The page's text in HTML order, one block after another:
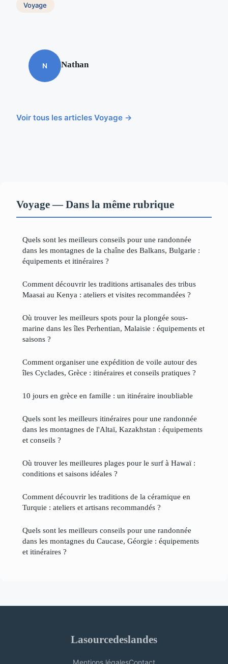
Voyage
N Nathan
Voir tous les articles Voyage →
Voyage — Dans la même rubrique
Quels sont les meilleurs conseils pour une randonnée
dans les montagnes de la chaîne des Balkans, Bulgarie :
équipements et itinéraires ?
Comment découvrir les traditions artisanales des tribus
Maasai au Kenya : ateliers et visites recommandées ?
Où trouver les meilleurs spots pour la plongée sous-
marine dans les îles Perhentian, Malaisie : équipements et
saisons ?
Comment organiser une expédition de voile autour des
îles Cyclades, Grèce : itinéraires et conseils pratiques ?
10 jours en grèce en famille : un itinéraire inoubliable
Quels sont les meilleurs itinéraires pour une randonnée
dans les montagnes de l'Altaï, Kazakhstan : équipements
et conseils ?
Où trouver les meilleures plages pour le surf à Hawaï :
conditions et saisons idéales ?
Comment découvrir les traditions de la céramique en
Turquie : ateliers et artisans recommandés ?
Quels sont les meilleurs conseils pour une randonnée
dans les montagnes du Caucase, Géorgie : équipements
et itinéraires ?
Lasourcedeslandes